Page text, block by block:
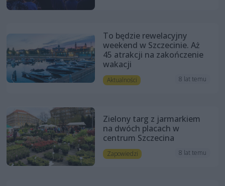
To będzie rewelacyjny
weekend w Szczecinie. Aż
45 atrakcji na zakończenie
wakacji
Aktualności 8 lat temu
Zielony targ z jarmarkiem
na dwóch placach w
centrum Szczecina
Zapowiedzi 8 lat temu